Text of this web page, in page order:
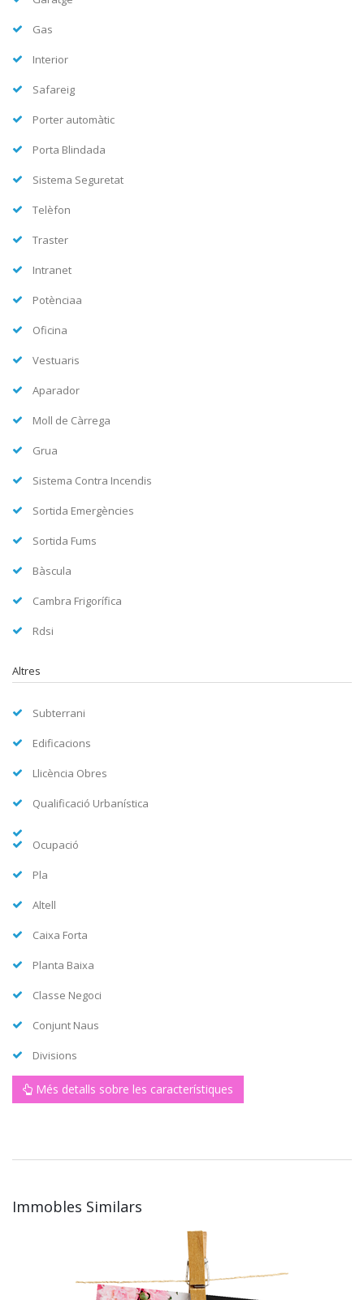
Gas
Interior
Safareig
Porter automàtic
Porta Blindada
Sistema Seguretat
Telèfon
Traster
Intranet
Potènciaa
Oficina
Vestuaris
Aparador
Moll de Càrrega
Grua
Sistema Contra Incendis
Sortida Emergències
Sortida Fums
Bàscula
Cambra Frigorífica
Rdsi
Altres
Subterrani
Edificacions
Llicència Obres
Qualificació Urbanística
Ocupació
Pla
Altell
Caixa Forta
Planta Baixa
Classe Negoci
Conjunt Naus
Divisions
Més detalls sobre les característiques
Immobles Similars